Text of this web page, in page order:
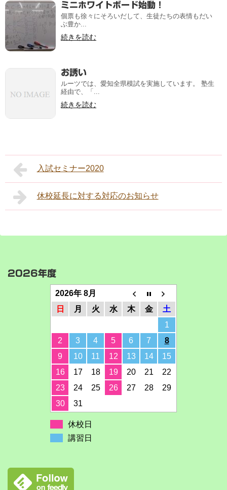
ミニホワイトボード始動！
個票も徐々にそろいだして、生徒たちの表情もだい
ぶ豊か...
続きを読む
お誘い
ルーツでは、愛知全県模試を実施しています。 塾生
経由で、「...
続きを読む
入試セミナー2020
休校延長に対する対応のお知らせ
2026年度
2026年 8月
日
月 火 水 木 金
土
1
2
3 4 5 6 7
8
9
10 11 12 13 14
15
16
17 18 19 20 21
22
23
24 25 26 27 28
29
30
31
休校日
講習日